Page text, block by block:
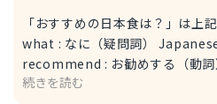
「おすすめの日本食は？」は上
what : なに（疑問詞）
recommend : お勧めする（動詞） 日本食は、
dish と表現します。dish は、「
続きを読む